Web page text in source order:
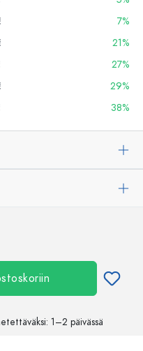
7%
21%
27%
29%
38%
: 1–2 päivässä